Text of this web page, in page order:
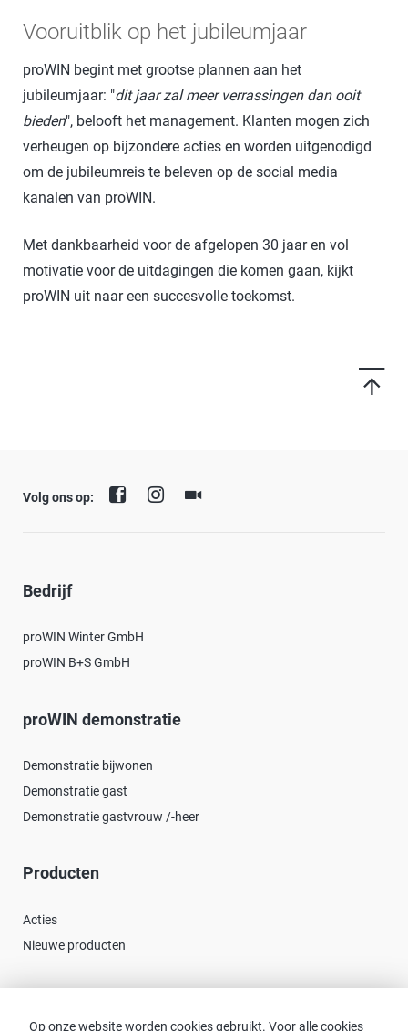
Vooruitblik op het jubileumjaar
proWIN begint met grootse plannen aan het
jubileumjaar: "dit jaar zal meer verrassingen dan ooit
bieden", belooft het management. Klanten mogen zich
verheugen op bijzondere acties en worden uitgenodigd
om de jubileumreis te beleven op de social media
kanalen van proWIN.
Met dankbaarheid voor de afgelopen 30 jaar en vol
motivatie voor de uitdagingen die komen gaan, kijkt
proWIN uit naar een succesvolle toekomst.
Op onze website worden cookies gebruikt. Voor alle cookies
Volg ons op:
Bedrijf
proWIN Winter GmbH
proWIN B+S GmbH
proWIN demonstratie
Demonstratie bijwonen
Demonstratie gast
Demonstratie gastvrouw /-heer
Producten
Acties
Nieuwe producten